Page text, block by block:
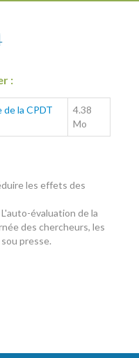
:
de la CPDT
4.38
Mo
les effets des
L'auto-évaluation de la
des chercheurs, les
presse.